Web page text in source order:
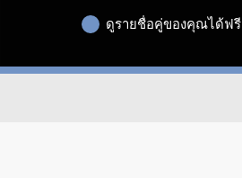
ดูรายชื่อคู่ของคุณได้ฟรี